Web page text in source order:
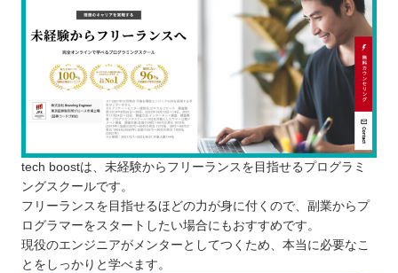
tech boostは、未経験からフリーランスを目指せるプログラミ
ングスクールです。
フリーランスを目指せるほどの力が身に付くので、副業からプ
ログラマーをスタートしたい場合にもおすすめです。
現役のエンジニアがメンターとしてつくため、本当に必要なこ
とをしっかりと学べます。